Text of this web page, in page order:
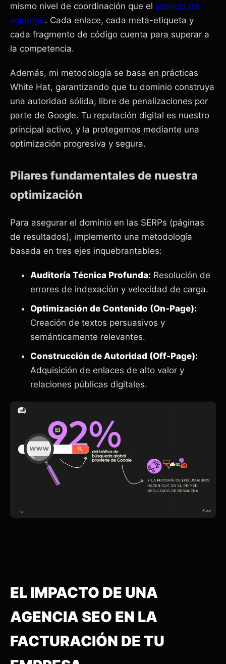
mismo nivel de coordinación que el servicio de
volanteo. Cada enlace, cada meta-etiqueta y
cada fragmento de código cuenta para superar a
la competencia.
Además, mi metodología se basa en prácticas
White Hat, garantizando que tu dominio construya
una autoridad sólida, libre de penalizaciones por
parte de Google. Tu reputación digital es nuestro
principal activo, y la protegemos mediante una
optimización progresiva y segura.
Pilares fundamentales de nuestra
optimización
Para asegurar el dominio en las SERPs (páginas
de resultados), implemento una metodología
basada en tres ejes inquebrantables:
Auditoría Técnica Profunda: Resolución de
errores de indexación y velocidad de carga.
Optimización de Contenido (On-Page):
Creación de textos persuasivos y
semánticamente relevantes.
Construcción de Autoridad (Off-Page):
Adquisición de enlaces de alto valor y
relaciones públicas digitales.
EL IMPACTO DE UNA
AGENCIA SEO EN LA
FACTURACIÓN DE TU